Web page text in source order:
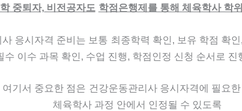
중퇴자, 비전공자도 학점은행제를 통해 체육학사 학
응시자격 준비는 보통 최종학력 확인, 보유 학점 확
수 이수 과목 확인, 수업 진행, 학점인정 신청 순서로 진
여기서 중요한 점은 건강운동관리사 응시자격에 필요한
체육학사 과정 안에서 인정될 수 있도록